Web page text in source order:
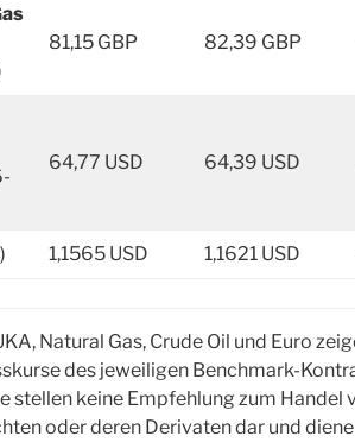
81,15 GBP 82,39 GBP
64,77 USD 64,39 USD
1,1565 USD 1,1621 USD
Natural Gas, Crude Oil und Euro
des jeweiligen Benchmark-
stellen keine Empfehlung zum Handel
oder deren Derivaten dar und